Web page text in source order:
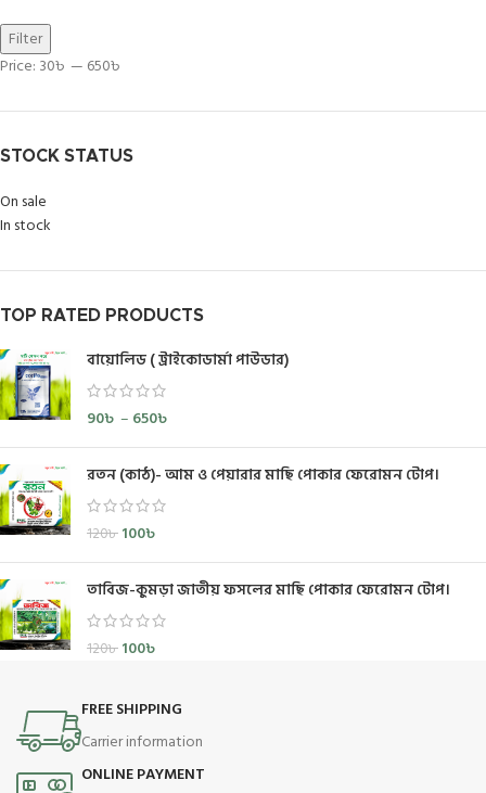
Filter
Price: 30৳ — 650৳
STOCK STATUS
On sale
In stock
TOP RATED PRODUCTS
বায়োলিড ( ট্রাইকোডার্মা পাউডার)
90৳ – 650৳
রতন (কাঠ)- আম ও পেয়ারার মাছি পোকার ফেরোমন টোপ।
120৳ 100৳
তাবিজ-কুমড়া জাতীয় ফসলের মাছি পোকার ফেরোমন টোপ।
120৳ 100৳
FREE SHIPPING
Carrier information
ONLINE PAYMENT